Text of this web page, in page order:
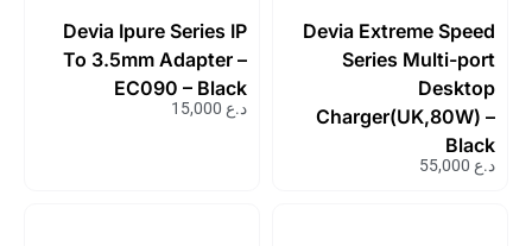
Devia Extreme Speed
Series Multi-port
Desktop
Charger(UK,80W) –
Black
د.ع
Devia Ipure Series IP
To 3.5mm Adapter –
EC090 – Black
د.ع